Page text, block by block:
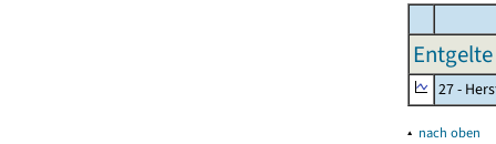
27 -
▴ nach oben